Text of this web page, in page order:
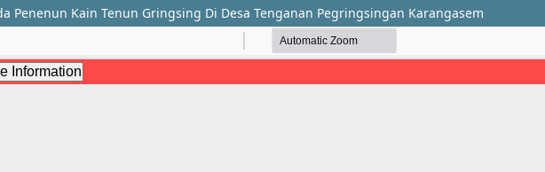
Penenun Kain Tenun Gringsing Di Desa Tenganan Pegringsingan Karangasem